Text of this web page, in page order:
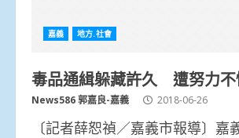
嘉義 地方.社會
毒品通緝躲藏許久 遭努力不
News586 郭嘉良-嘉義 2018-06-26
〔記者薛恕禎／嘉義市報導〕嘉